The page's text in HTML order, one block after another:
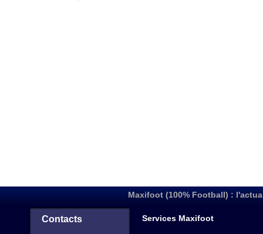
Maxifoot (100% Football) :
Contacts Services Maxifoot